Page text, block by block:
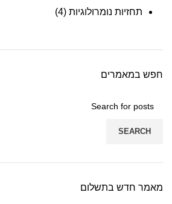
תחזיות נומרולוגיות (4)
חפש במאמרים
SEARCH
מאמר חדש בתשלום